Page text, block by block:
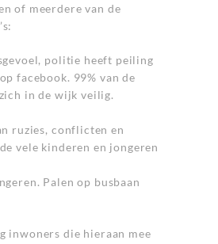
of meerdere van de
politie heeft peiling
facebook. 99% van de
in de wijk veilig.
ruzies, conflicten en
vele kinderen en jongeren
Palen op busbaan
inwoners die hieraan mee